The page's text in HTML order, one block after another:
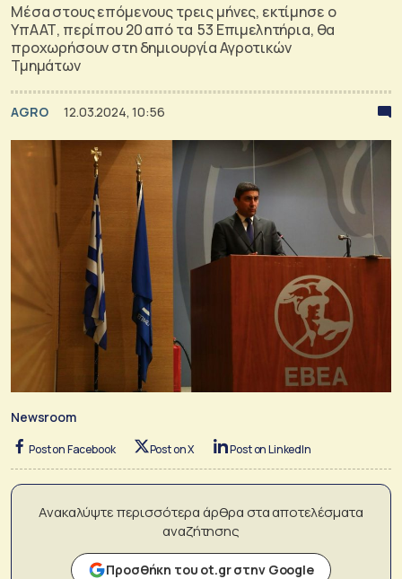
Μέσα στους επόμενους τρεις μήνες, εκτίμησε ο
ΥπΑΑΤ, περίπου 20 από τα 53 Επιμελητήρια, θα
προχωρήσουν στη δημιουργία Αγροτικών
Τμημάτων
AGRO 12.03.2024, 10:56
Newsroom
Post on Facebook Post on X Post on LinkedIn
Ανακαλύψτε περισσότερα άρθρα στα αποτελέσματα
αναζήτησης
Προσθήκη του ot.gr στην Google